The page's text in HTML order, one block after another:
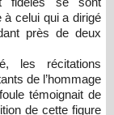
celui qui a dirigé
près de deux
les récitations
de l’hommage
témoignait de
de cette figure